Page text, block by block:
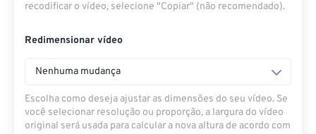
recodificar o vídeo, selecione "Copiar" (não recomendado).
Redimensionar vídeo
Nenhuma mudança
Escolha como deseja ajustar as dimensões do seu vídeo. Se
você selecionar resolução ou proporção, a largura do vídeo
original será usada para calcular a nova altura de acordo com